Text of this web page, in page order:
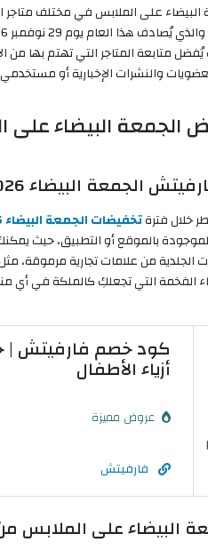
على الملابس في مختلف متاجر
متابعة المتاجر التي تهتم بها
والنشرات الإخبارية أو
البيضاء 2026 على الملابس
خلال فترةتخفيضات الجمعة البيضاء 2026
بالموقع أو التطبيق، حيث
الجلدية من علامات تجارية مرموقة،
الفخمة التي تجعلكِ كالملكة في أي
أزياء الأطفال
عروض مميزة
فارفيتش
البيضاء على